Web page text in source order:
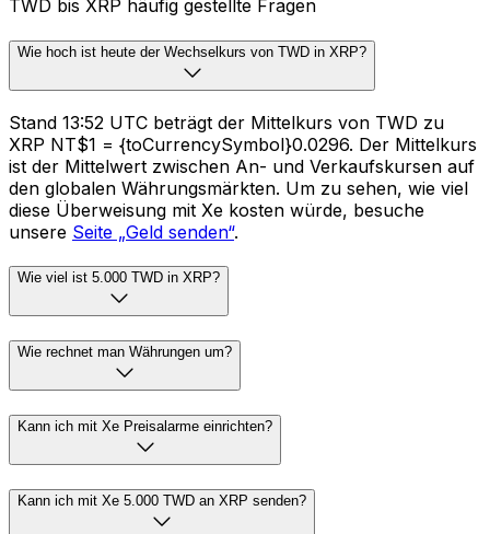
TWD bis XRP häufig gestellte Fragen
Wie hoch ist heute der Wechselkurs von TWD in XRP?
Stand 13:52 UTC beträgt der Mittelkurs von TWD zu
XRP NT$1 = {toCurrencySymbol}0.0296. Der Mittelkurs
ist der Mittelwert zwischen An- und Verkaufskursen auf
den globalen Währungsmärkten. Um zu sehen, wie viel
diese Überweisung mit Xe kosten würde, besuche
unsere Seite „Geld senden“.
Wie viel ist 5.000 TWD in XRP?
Wie rechnet man Währungen um?
Kann ich mit Xe Preisalarme einrichten?
Kann ich mit Xe 5.000 TWD an XRP senden?